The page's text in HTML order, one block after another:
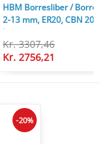
HBM Borresliber /
2-13 mm, ER20, CBN 200,
kg.
Kr. 3307,46
Kr. 2756,21
-20%